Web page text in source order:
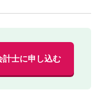
計士に申し込む